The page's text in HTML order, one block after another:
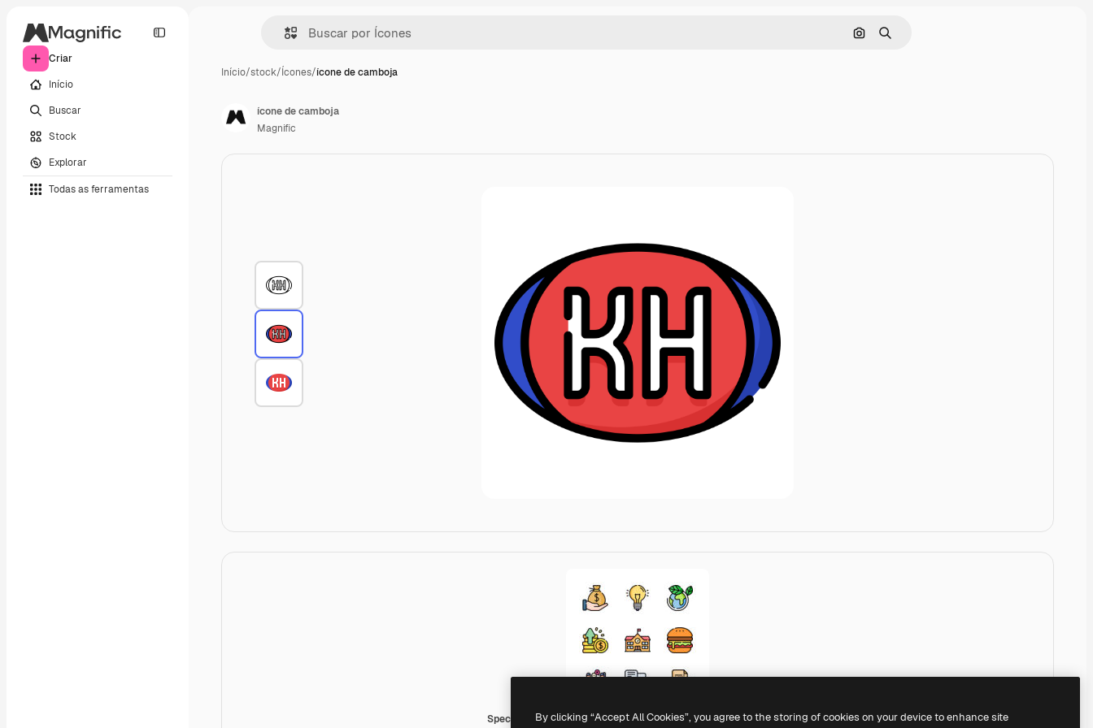
Criar
Início
Buscar
Stock
Explorar
Todas as ferramentas
Pesquisar por imagem
Buscar
Início/stock/Ícones/ícone de camboja
Special Lineal color
ícone de camboja
Magnific
By clicking “Accept All Cookies”, you agree to the storing of cookies on your device to enhance site